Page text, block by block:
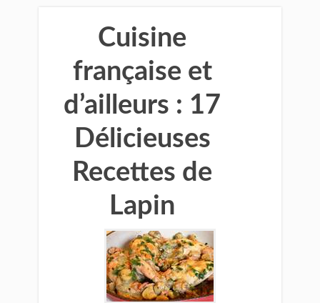
Cuisine
française et
d’ailleurs : 17
Délicieuses
Recettes de
Lapin